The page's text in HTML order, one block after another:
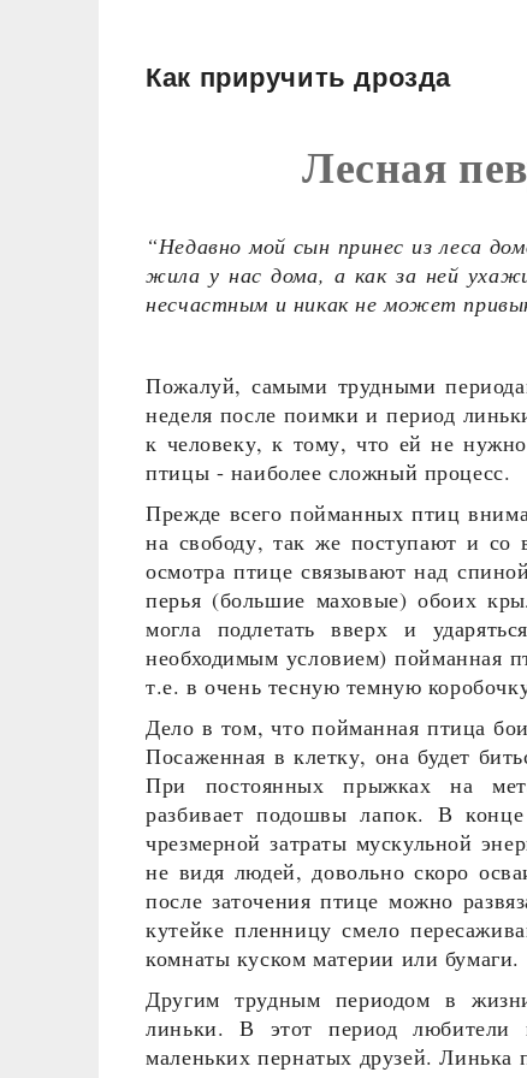
Как приручить дрозда
Лесная
“Недавно мой сын принес из леса
жила у нас дома, а как за ней
несчастным и никак не может
Пожалуй, самыми трудными
неделя после поимки и период
к человеку, к тому, что ей не
птицы - наиболее сложный процесс.
Прежде всего пойманных птиц
на свободу, так же поступают и
осмотра птице связывают над
перья (большие маховые) обоих
могла подлетать вверх и
необходимым условием) пойманная
т.е. в очень тесную темную
Дело в том, что пойманная птица
Посаженная в клетку, она будет
При постоянных прыжках на
разбивает подошвы лапок. В
чрезмерной затраты мускульной
не видя людей, довольно скоро
после заточения птице можно
кутейке пленницу смело
комнаты куском материи или бумаги.
Другим трудным периодом в
линьки. В этот период любители
маленьких пернатых друзей.